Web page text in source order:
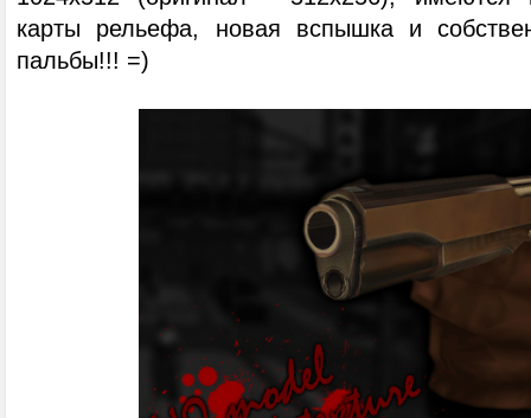
карты рельефа, новая вспышка и
пальбы!!! =)